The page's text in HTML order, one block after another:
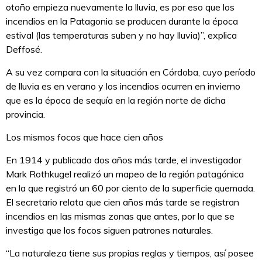
otoño empieza nuevamente la lluvia, es por eso que los
incendios en la Patagonia se producen durante la época
estival (las temperaturas suben y no hay lluvia)”, explica
Deffosé.
A su vez compara con la situación en Córdoba, cuyo período
de lluvia es en verano y los incendios ocurren en invierno
que es la época de sequía en la región norte de dicha
provincia.
Los mismos focos que hace cien años
En 1914 y publicado dos años más tarde, el investigador
Mark Rothkugel realizó un mapeo de la región patagónica
en la que registró un 60 por ciento de la superficie quemada.
El secretario relata que cien años más tarde se registran
incendios en las mismas zonas que antes, por lo que se
investiga que los focos siguen patrones naturales.
“La naturaleza tiene sus propias reglas y tiempos, así posee